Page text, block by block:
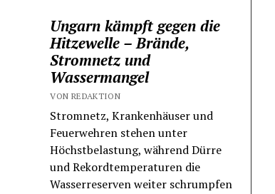
Ungarn kämpft gegen die
Hitzewelle – Brände,
Stromnetz und
Wassermangel
VON REDAKTION
Stromnetz, Krankenhäuser und
Feuerwehren stehen unter
Höchstbelastung, während Dürre
und Rekordtemperaturen die
Wasserreserven weiter schrumpfen